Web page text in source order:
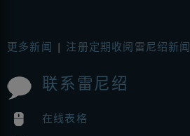
更多新闻 | 注册定期收阅雷尼绍新闻
联系雷尼绍
在线表格